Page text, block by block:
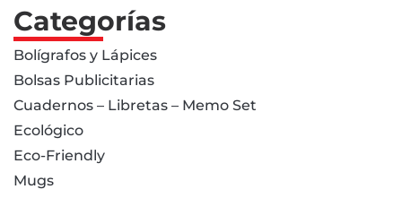
Categorías
Bolígrafos y Lápices
Bolsas Publicitarias
Cuadernos – Libretas – Memo Set
Ecológico
Eco-Friendly
Mugs